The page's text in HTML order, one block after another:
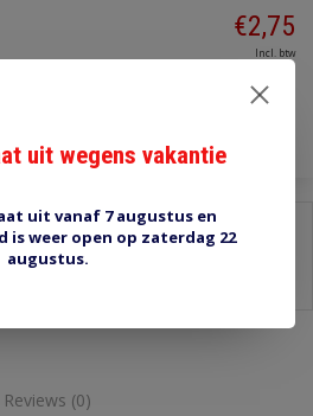
€2,75
Incl. btw
Reviews (0)
uit wegens vakantie
uit vanaf 7 augustus en
is weer open op zaterdag 22
augustus.